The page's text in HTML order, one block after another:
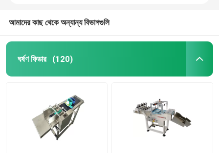
ফ্রিকশন পেপার ফিডার
পেজিং মেশিন
ডিম কোডিং কনভেয়র
আমাদের কাছ থেকে অন্যান্য বিভাগগুলি
ঘর্ষণ ফিডার (120)